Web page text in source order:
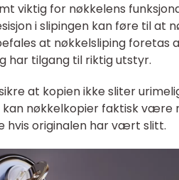
viktig for nøkkelens
i slipingen kan føre til at
at nøkkelsliping
har tilgang til riktig utstyr.
at kopien ikke sliter
nøkkelkopier faktisk være
hvis originalen har vært slitt.